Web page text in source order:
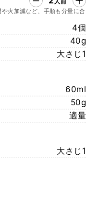
火加減など、手順も分量に合
4個
40g
大さじ1
60ml
50g
適量
大さじ1